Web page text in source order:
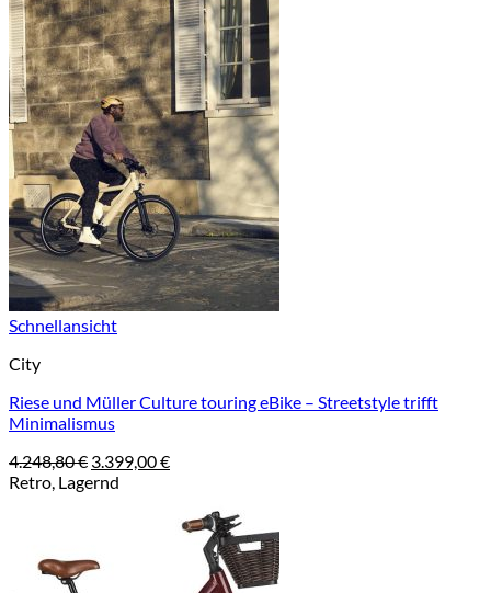
Schnellansicht
City
Riese und Müller Culture touring eBike – Streetstyle trifft
Minimalismus
4.248,80€ Ursprünglicher
Preis
3.399,00€Aktueller
3.399,00 €.
Retro, Lagernd